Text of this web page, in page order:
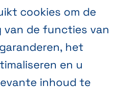
cookies om de
van de functies van
het
en u
inhoud te